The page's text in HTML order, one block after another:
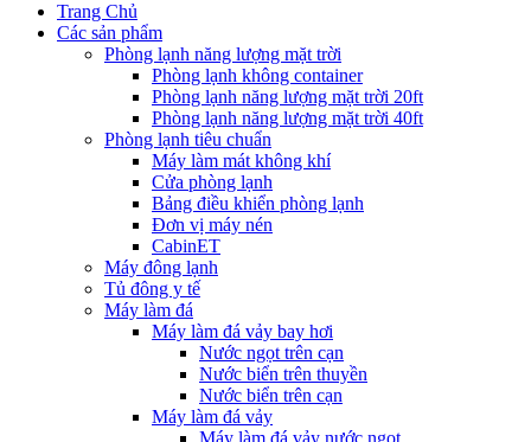
Trang Chủ
Các sản phẩm
Phòng lạnh năng lượng mặt trời
Phòng lạnh không container
Phòng lạnh năng lượng mặt trời 20ft
Phòng lạnh năng lượng mặt trời 40ft
Phòng lạnh tiêu chuẩn
Máy làm mát không khí
Cửa phòng lạnh
Bảng điều khiển phòng lạnh
Đơn vị máy nén
CabinET
Máy đông lạnh
Tủ đông y tế
Máy làm đá
Máy làm đá vảy bay hơi
Nước ngọt trên cạn
Nước biển trên thuyền
Nước biển trên cạn
Máy làm đá vảy
Máy làm đá vảy nước ngọt